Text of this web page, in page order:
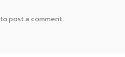
to post a comment.